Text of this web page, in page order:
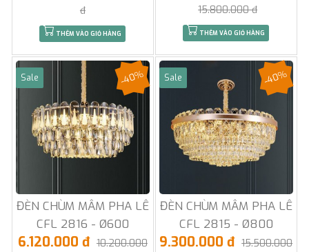
đ
THÊM VÀO GIỎ HÀNG
15.800.000 đ
THÊM VÀO GIỎ HÀNG
Sale
ĐÈN CHÙM MÂM PHA LÊ
CFL 2816 - Ø600
-40%
6.120.000 đ 10.200.000
Sale
ĐÈN CHÙM MÂM PHA LÊ
CFL 2815 - Ø800
-40%
9.300.000 đ 15.500.000